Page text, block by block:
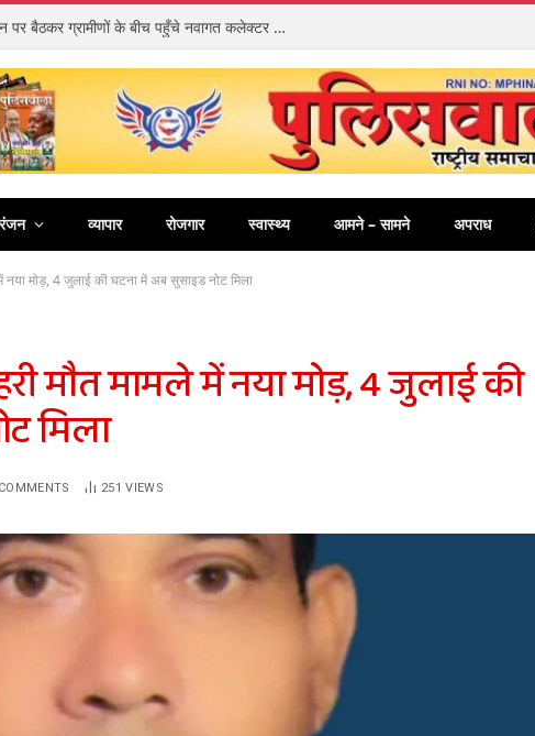
संवेदनशीलता की अनूठी मिसाल: ज़मीन पर बैठकर ग्रामीणों के बीच पहुँचे नवागत कलेक्टर पार्थ जायसवाल, धुरवार में चौपाल लगाकर सुनीं समस्याएँ
व्यापार रोजगार स्वास्थ्य आमने – सामने अपराध
नया मोड़, 4 जुलाई की घटना में अब सुसाइड नोट मिला
मौत मामले में नया मोड़, 4 जुलाई की
मिला
251VIEWS